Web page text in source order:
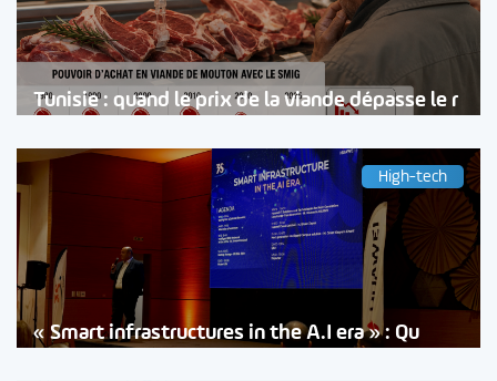
Tunisie : quand le prix de la viande dépasse le r
High-tech
« Smart infrastructures in the A.I era » : Qu